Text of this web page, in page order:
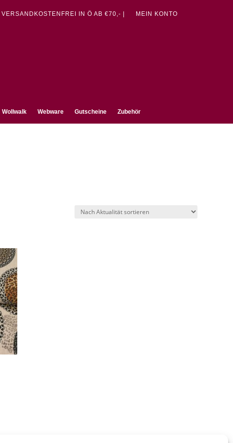
| VERSANDKOSTENFREI IN Ö AB €70,- | MEIN KONTO
Wollwalk Webware Gutscheine Zubehör